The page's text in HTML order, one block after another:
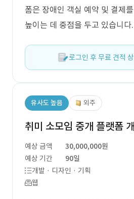
폼은 장애인 객실 예약 및 결제
높이는 데 중점을 두고 있습니다.
로그인 후 무료 견적
유사도 높음 외주
취미 소모임 중개 플랫폼
예상 금액
30,000,000원
예상 기간
90일
개발 · 디자인 · 기획
웹